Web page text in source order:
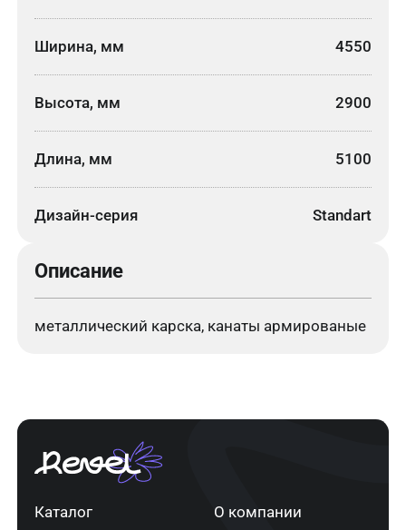
Ширина, мм 4550
Высота, мм 2900
Длина, мм 5100
Дизайн-серия Standart
Описание
металлический карска, канаты армированые
Каталог О компании